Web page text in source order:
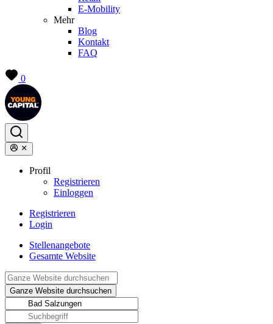
E-Mobility
Mehr
Blog
Kontakt
FAQ
0
Profil
Registrieren
Einloggen
Registrieren
Login
Stellenangebote
Gesamte Website